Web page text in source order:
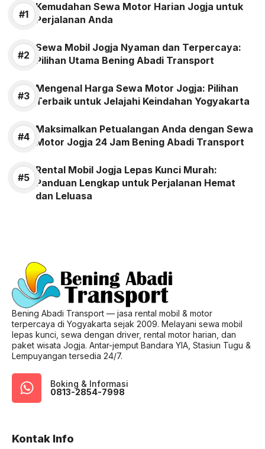
Kemudahan Sewa Motor Harian Jogja untuk
Perjalanan Anda
Sewa Mobil Jogja Nyaman dan Terpercaya:
Pilihan Utama Bening Abadi Transport
Mengenal Harga Sewa Motor Jogja: Pilihan
Terbaik untuk Jelajahi Keindahan Yogyakarta
Maksimalkan Petualangan Anda dengan Sewa
Motor Jogja 24 Jam Bening Abadi Transport
Rental Mobil Jogja Lepas Kunci Murah:
Panduan Lengkap untuk Perjalanan Hemat
dan Leluasa
Bening Abadi Transport — jasa rental mobil & motor
terpercaya di Yogyakarta sejak 2009. Melayani sewa mobil
lepas kunci, sewa dengan driver, rental motor harian, dan
paket wisata Jogja. Antar-jemput Bandara YIA, Stasiun Tugu &
Lempuyangan tersedia 24/7.
Boking & Informasi
0813-2854-7998
Kontak Info